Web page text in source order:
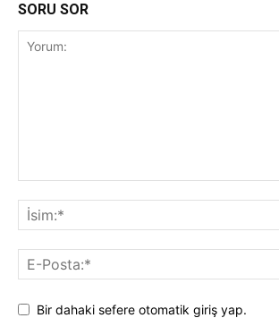
SORU SOR
Bir dahaki sefere otomatik giriş yap.